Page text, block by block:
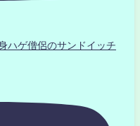
ハゲ僧侶のサンドイッチ